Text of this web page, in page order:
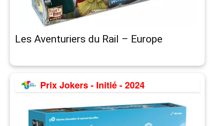
Les Aventuriers du Rail – Europe
Prix Jokers - Initié - 2024